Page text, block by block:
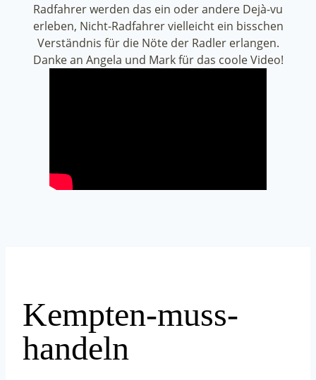
Radfahrer werden das ein oder andere Dejà-vu
erleben, Nicht-Radfahrer vielleicht ein bisschen
Verständnis für die Nöte der Radler erlangen.
Danke an Angela und Mark für das coole Video!
Kempten-muss-
handeln